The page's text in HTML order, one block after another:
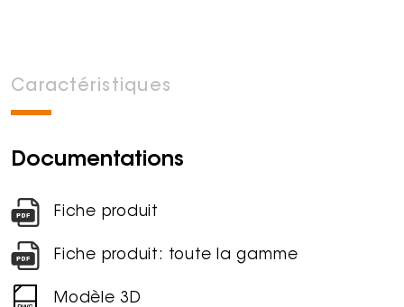
Caractéristiques
Documentations
Fiche produit
Fiche produit: toute la gamme
Modèle 3D